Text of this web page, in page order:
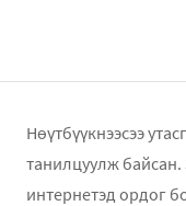
Нөүтбүүкнээсээ
танилцуулж байсан.
интернетэд ордог